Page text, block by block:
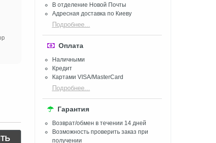
В отделение Новой Почты
Адресная доставка по Киеву
Подробнее...
Оплата
Наличными
Кредит
Картами VISA/MasterCard
Подробнее...
Гарантия
Возврат/обмен в течении 14 дней
Возможность проверить заказ при
получении​